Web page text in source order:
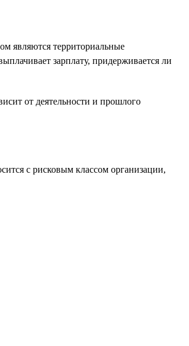
являются территориальные
зарплату, придерживается ли
от деятельности и прошлого
с рисковым классом организации,